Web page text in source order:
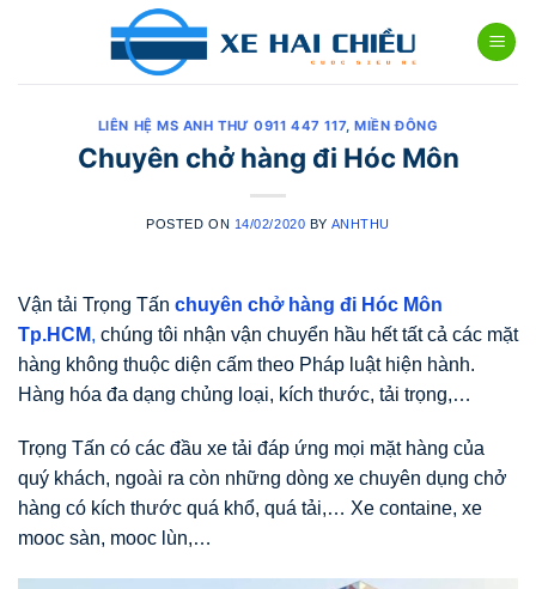
LIÊN HỆ MS ANH THƯ 0911 447 117,MIỀN ĐÔNG
Chuyên chở hàng đi Hóc Môn
POSTED ON 14/02/2020 BY ANHTHU
Vận tải Trọng Tấn chuyên chở hàng đi Hóc Môn
Tp.HCM, chúng tôi nhận vận chuyển hầu hết tất cả các mặt
hàng không thuộc diện cấm theo Pháp luật hiện hành.
Hàng hóa đa dạng chủng loại, kích thước, tải trọng,…
Trọng Tấn có các đầu xe tải đáp ứng mọi mặt hàng của
quý khách, ngoài ra còn những dòng xe chuyên dụng chở
hàng có kích thước quá khổ, quá tải,… Xe containe, xe
mooc sàn, mooc lùn,…